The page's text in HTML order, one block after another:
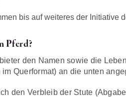
bis auf weiteres der Initiative
Pferd?
den Namen sowie die
Querformat) an die unten
den Verbleib der Stute